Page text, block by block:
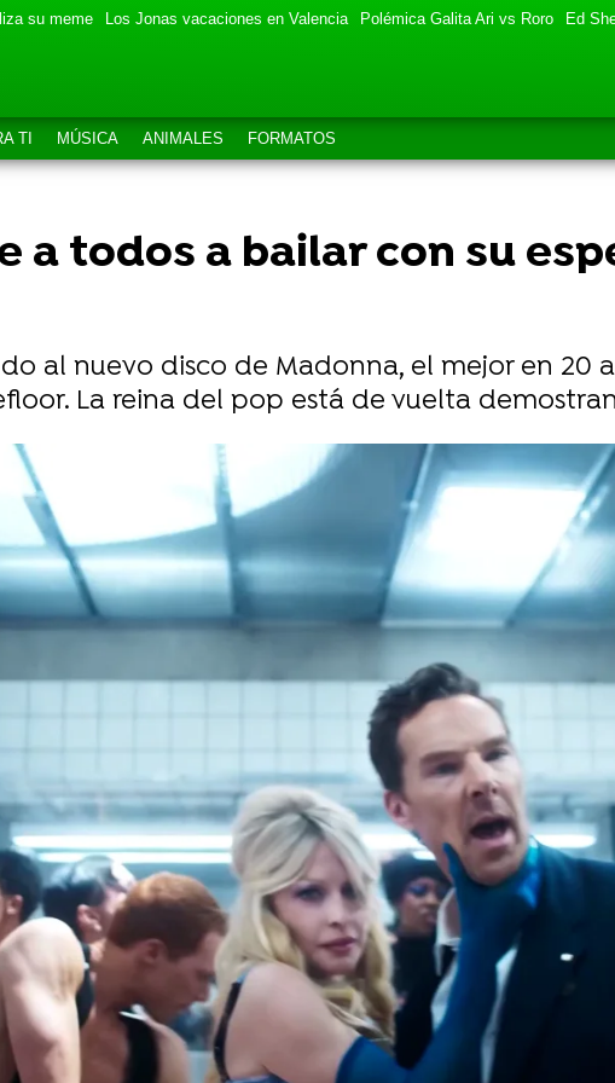
su meme Los Jonas vacaciones en Valencia Polémica Galita Ari vs Roro Ed
TI MÚSICA ANIMALES FORMATOS
a todos a bailar con su
al nuevo disco de Madonna, el mejor en 20
La reina del pop está de vuelta
15:46
WhatsappFacebook
histórica del pop. Eso es indiscutible. Sin
tiempos parecía haber cedido un trono que
manos de Lady Gaga, Beyoncé, Billie Eilish,